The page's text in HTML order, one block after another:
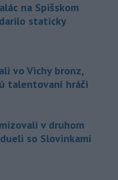
na Spišskom
staticky
vo Vichy bronz,
talentovaní hráči
v druhom
so Slovinkami